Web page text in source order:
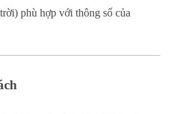
phù hợp với thông số của